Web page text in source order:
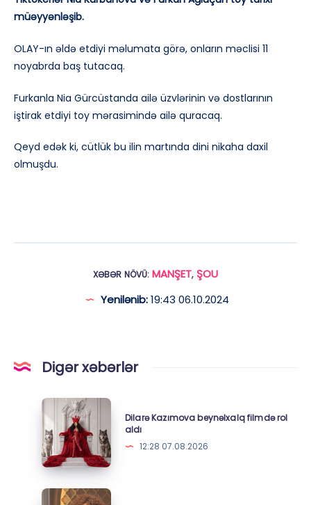
müəyyənləşib.
OLAY-ın əldə etdiyi məlumata görə, onların məclisi 11
noyabrda baş tutacaq.
Furkanla Nia Gürcüstanda ailə üzvlərinin və dostlarının
iştirak etdiyi toy mərasimində ailə quracaq.
Qeyd edək ki, cütlük bu ilin martında dini nikaha daxil
olmuşdu.
XƏBƏR NÖVÜ: MANŞET, ŞOU
Yenilənib:19:43 06.10.2024
Digər xəbərlər
Dilarə
Kazımova
beynəlxalq
filmdə
rol
aldı
Dilarə Kazımova beynəlxalq filmdə rol
aldı
12:28 07.08.2026
Mehin